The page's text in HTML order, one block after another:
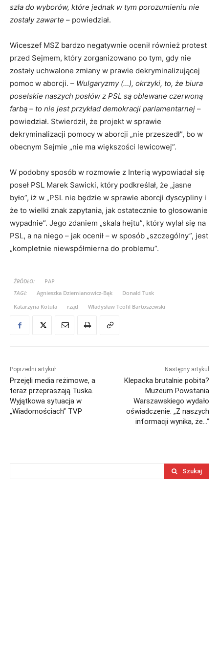
szła do wyborów, które jednak w tym porozumieniu nie
zostały zawarte – powiedział.
Wiceszef MSZ bardzo negatywnie ocenił również protest
przed Sejmem, który zorganizowano po tym, gdy nie
zostały uchwalone zmiany w prawie dekryminalizującej
pomoc w aborcji. – Wulgaryzmy (…), okrzyki, to, że biura
poselskie naszych posłów z PSL są oblewane czerwoną
farbą – to nie jest przykład demokracji parlamentarnej –
powiedział. Stwierdził, że projekt w sprawie
dekryminalizacji pomocy w aborcji „nie przeszedł”, bo w
obecnym Sejmie „nie ma większości lewicowej”.
W podobny sposób w rozmowie z Interią wypowiadał się
poseł PSL Marek Sawicki, który podkreślał, że „jasne
było”, iż w „PSL nie będzie w sprawie aborcji dyscypliny i
że to wielki znak zapytania, jak ostatecznie to głosowanie
wypadnie”. Jego zdaniem „skala hejtu”, który wylał się na
PSL, a na niego – jak ocenił – w sposób „szczególny”, jest
„kompletnie niewspółmierna do problemu”.
ŹRÓDŁO:
PAP
TAGI:
Agnieszka Dziemianowicz-Bąk
Donald Tusk
Katarzyna Kotula
rząd Władysław Teofil Bartoszewski
Poprzedni artykuł
Przejęli media reżimowe, a
teraz przepraszają Tuska.
Wyjątkowa sytuacja w
„Wiadomościach” TVP
Następny artykuł
Klepacka brutalnie pobita?
Muzeum Powstania
Warszawskiego wydało
oświadczenie. „Z naszych
informacji wynika, że…”
Szukaj